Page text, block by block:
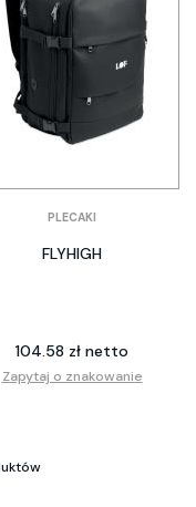
PLECAKI
FLYHIGH
104.58 zł netto
Zapytaj o znakowanie